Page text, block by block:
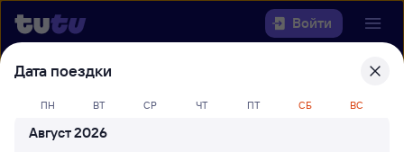
Войти
Выберите день, чтобы найти
билеты Дербент — Гмелинская
Откуда
Дата поездки
ПН ВТ СР ЧТ ПТ СБ ВС
Август 2026